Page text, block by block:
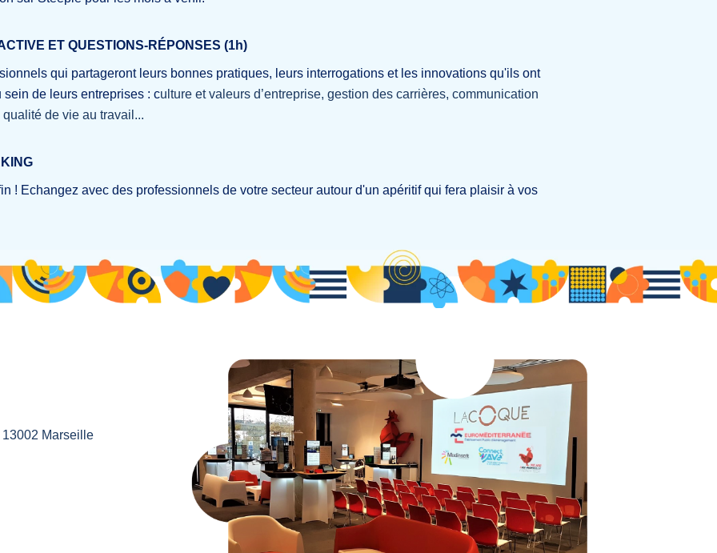
ET QUESTIONS-RÉPONSES (1h)
qui partageront leurs bonnes pratiques, leurs interrogations et les innovations qu'ils ont
de leurs entreprises : culture et valeurs d’entreprise, gestion des carrières, communication
de vie au travail...
! Echangez avec des professionnels de votre secteur autour d'un apéritif qui fera plaisir à vos
Marseille